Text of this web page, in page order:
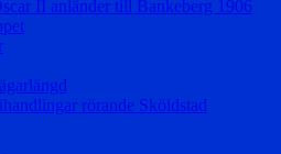
II anländer till Bankeberg 1906
rörande Sköldstad